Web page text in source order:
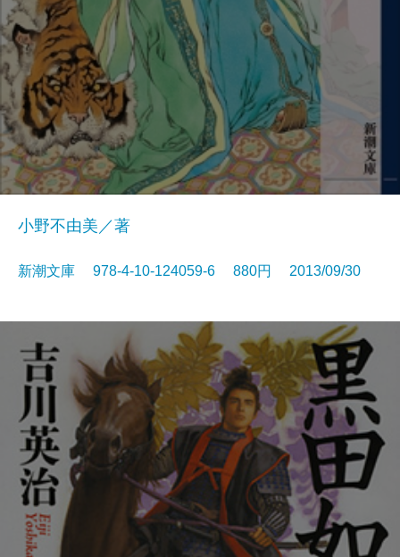
小野不由美／著
新潮文庫 978-4-10-124059-6 880円 2013/09/30